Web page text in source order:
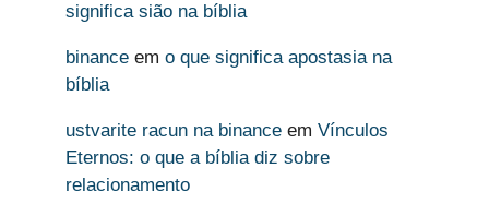
significa sião na bíblia
binance em o que significa apostasia na
bíblia
ustvarite racun na binance em Vínculos
Eternos: o que a bíblia diz sobre
relacionamento